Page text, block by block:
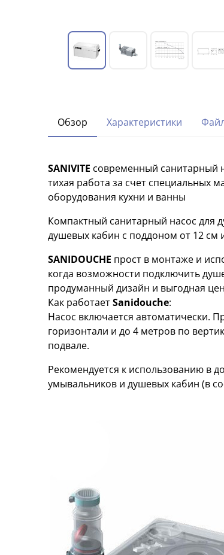
Обзор Характеристики
SANIVITE современный санитарный
тихая работа за счет специальных
оборудования кухни и ванны
Компактный санитарный насос для
душевых кабин с поддоном от 12
SANIDOUCHE прост в монтаже и
когда возможности подключить
продуманный дизайн и выгодная
Как работаетSanidouche:
Насос включается автоматически.
горизонтали и до 4 метров по
подвале.
Рекомендуется к использованию в
умывальников и душевых кабин (в